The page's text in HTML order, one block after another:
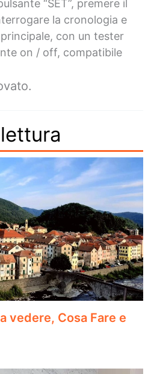
“SET”, premere il
la cronologia e
con un tester
on / off, compatibile
vedere, Cosa Fare e